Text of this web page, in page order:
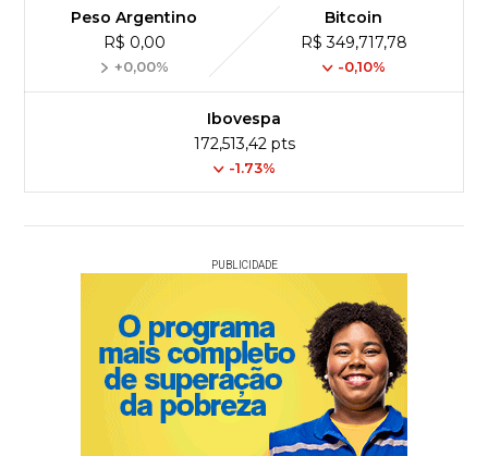
Peso Argentino
R$ 0,00
+0,00%
Bitcoin
R$ 349,717,78
-0,10%
Ibovespa
172,513,42 pts
-1.73%
PUBLICIDADE